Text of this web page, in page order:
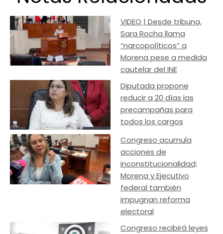
VIDEO | Desde tribuna,
Sara Rocha llama
“narcopolíticos” a
Morena pese a medida
cautelar del INE
Diputada propone
reducir a 20 días las
precampañas para
todos los cargos
Congreso acumula
acciones de
inconstitucionalidad;
Morena y Ejecutivo
federal también
impugnan reforma
electoral
Congreso recibirá leyes